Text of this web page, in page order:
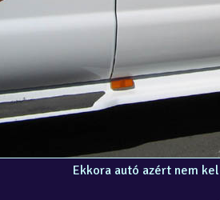
Ekkora autó azért nem